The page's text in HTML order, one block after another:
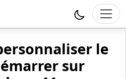
le
sur